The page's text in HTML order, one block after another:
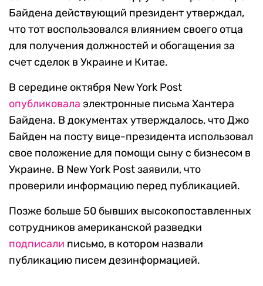
Байдена действующий президент утверждал,
что тот воспользовался влиянием своего отца
для получения должностей и обогащения за
счет сделок в Украине и Китае.
В середине октября New York Post
опубликовала электронные письма Хантера
Байдена. В документах утверждалось, что Джо
Байден на посту вице-президента использовал
свое положение для помощи сыну с бизнесом в
Украине. В New York Post заявили, что
проверили информацию перед публикацией.
Позже больше 50 бывших высокопоставленных
сотрудников американской разведки
подписали письмо, в котором назвали
публикацию писем дезинформацией.